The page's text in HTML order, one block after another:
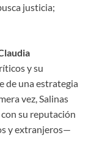
justicia;
y su
de una estrategia
vez, Salinas
su reputación
y extranjeros—